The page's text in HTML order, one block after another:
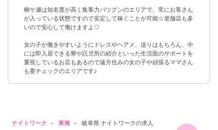
柳ケ瀬は知名度が高く集客力バツグンのエリアで、常にお客さん
が入っている状態ですので安定して稼ぐことが可能☆老舗店も多
いので安心して働けますよ♡
女の子が働きやすいようにドレスやヘアメ、送りはもちろん、中
には即入居できる寮や託児所の紹介といった生活面のサポートを
重視しているお店もあるので遠方住みの女の子や頑張るママさん
も要チェックのエリアです♪
ナイトワーク 東海 岐阜県 ナイトワークの求人